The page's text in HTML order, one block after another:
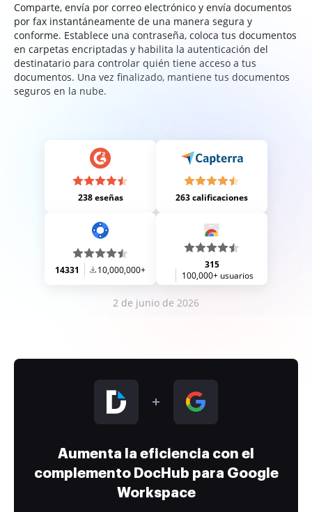
Comparte, envía por correo electrónico y envía documentos
por fax instantáneamente de una manera segura y
conforme. Establece una contraseña, coloca tus documentos
en carpetas encriptadas y habilita la autenticación del
destinatario para controlar quién tiene acceso a tus
documentos. Una vez finalizado, mantiene tus documentos
seguros en la nube.
238 eseñas 263 calificaciones
14331 10,000,000+
315
100,000+ usuarios
2 de junio de 2026
Aumenta la eficiencia con el
complemento DocHub para Google
Workspace